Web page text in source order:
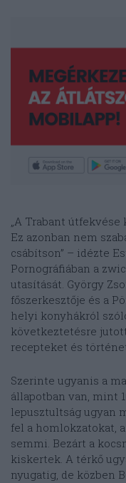
„A Trabant
Ez azonban nem
csábítson” – idézte
Pornográfiában a
utasítását. György
főszerkesztője és a
helyi konyhákról
következtetésre
recepteket és
Szerinte ugyanis a
állapotban van, mint
lepusztultság ugyan
fel a homlokzatokat,
semmi. Bezárt a
kiskertek. A térkő
nyugatig, de közben